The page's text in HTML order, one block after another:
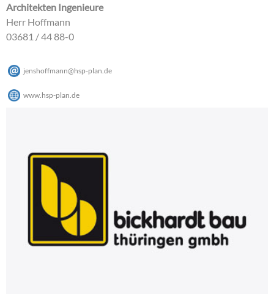
Architekten Ingenieure
Herr Hoffmann
03681 / 44 88-0
jenshoffmann@hsp-plan.de
www.hsp-plan.de